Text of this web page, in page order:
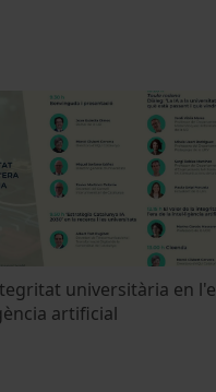
universitària en
artificial